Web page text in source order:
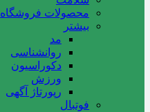
محصولات فروشگاه
بیشتر
مد
روانشناسی
دکوراسیون
ورزش
رپورتاژ آگهی
فوتبال